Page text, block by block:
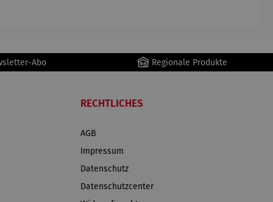
Metallges
Abo Regionale Produkte
RECHTLICHES
AGB
Impressum
Datenschutz
Datenschutzcenter